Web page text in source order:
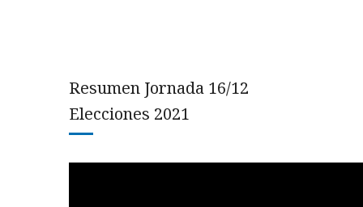
Resumen Jornada 16/12
Elecciones 2021